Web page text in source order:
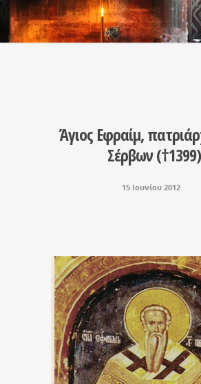
Άγιος Εφραίμ,
Σέρβων (†1399)
15 Ιουνίου 2012